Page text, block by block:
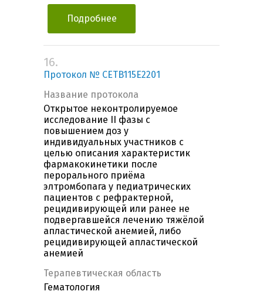
Подробнее
16.
Протокол № CETB115E2201
Название протокола
Открытое неконтролируемое
исследование II фазы с
повышением доз у
индивидуальных участников с
целью описания характеристик
фармакокинетики после
перорального приёма
элтромбопага у педиатрических
пациентов с рефрактерной,
рецидивирующей или ранее не
подвергавшейся лечению тяжёлой
апластической анемией, либо
рецидивирующей апластической
анемией
Терапевтическая область
Гематология